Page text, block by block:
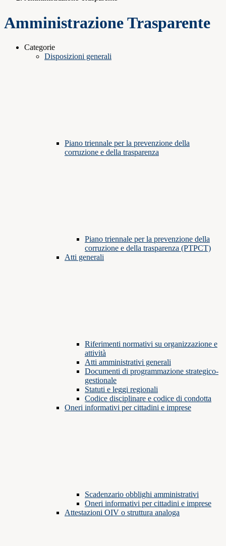
Amministrazione Trasparente
Categorie
Disposizioni generali
Piano triennale per la prevenzione della
corruzione e della trasparenza
Piano triennale per la prevenzione della
corruzione e della trasparenza (PTPCT)
Atti generali
Riferimenti normativi su organizzazione e
attività
Atti amministrativi generali
Documenti di programmazione strategico-
gestionale
Statuti e leggi regionali
Codice disciplinare e codice di condotta
Oneri informativi per cittadini e imprese
Scadenzario obblighi amministrativi
Oneri informativi per cittadini e imprese
Attestazioni OIV o struttura analoga